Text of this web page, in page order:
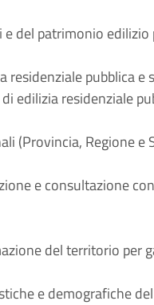
del patrimonio edilizio
residenziale pubblica e
edilizia residenziale
(Provincia, Regione e
e consultazione
del territorio per
e demografiche